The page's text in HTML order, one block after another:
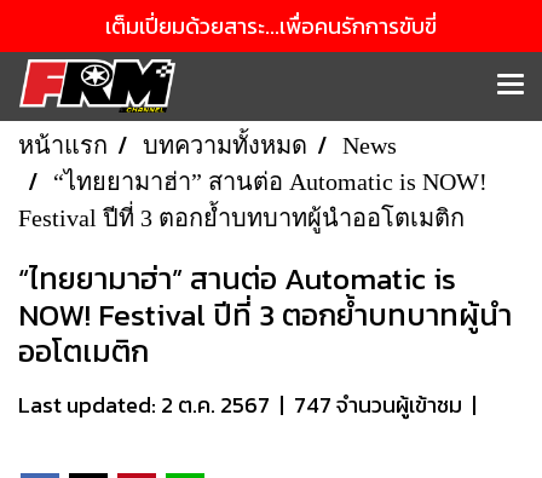
เต็มเปี่ยมด้วยสาระ...เพื่อคนรักการขับขี่
หน้าแรก บทความทั้งหมด
News
“ไทยยามาฮ่า” สานต่อ Automatic is NOW!
Festival ปีที่ 3 ตอกย้ำบทบาทผู้นำออโตเมติก
“ไทยยามาฮ่า” สานต่อ Automatic is
NOW! Festival ปีที่ 3 ตอกย้ำบทบาทผู้นำ
ออโตเมติก
Last updated: 2 ต.ค. 2567 | 747 จำนวนผู้เข้าชม |